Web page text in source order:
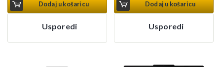
Dodaj u košaricu
Usporedi
Dodaj u košaricu
Usporedi